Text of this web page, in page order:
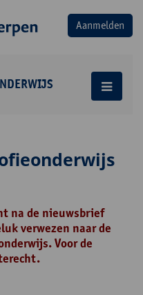
na de nieuwsbrief
verwezen naar de
Voor de